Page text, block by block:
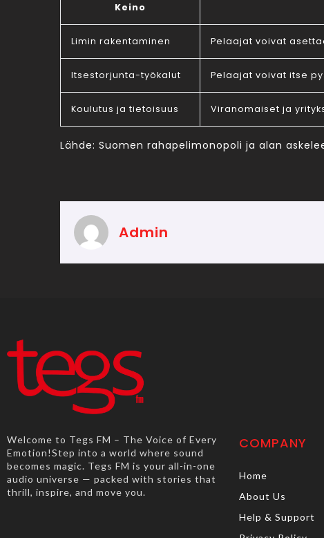
Keino
Limin rakentaminen Pelaajat voivat
Itsestorjunta-työkalut Pelaajat voivat itse
Koulutus ja tietoisuus Viranomaiset ja
Lähde: Suomen rahapelimonopoli ja alan
Admin
Welcome to Tegs FM – The Voice of Every
Emotion!Step into a world where sound
becomes magic. Tegs FM is your all-in-one
audio universe — packed with stories that
thrill, inspire, and move you.
COMPANY
Home
About Us
Help & Support